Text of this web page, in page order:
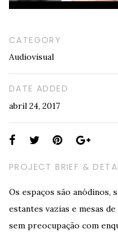
CATEGORY
Audiovisual
DATE ADDED
abril 24, 2017
Share
page:
PROJECT BRIEF &
Os espaços são anódinos,
estantes vazias e mesas
sem preocupação com